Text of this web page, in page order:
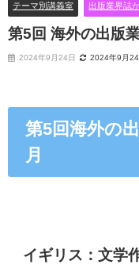
テーマ別講義室 出版業界誌
第5回 海外の出版
2024年9月24日 2024年9月24
第5回海外の
イギリス：文学